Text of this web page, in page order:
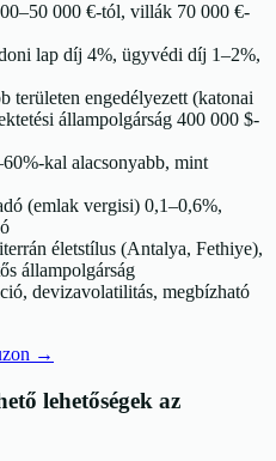
000 €-tól, villák 70 000 €-
lap díj 4%, ügyvédi díj 1–2%,
területen engedélyezett (katonai
állampolgárság 400 000 $-
kal alacsonyabb, mint
(emlak vergisi) 0,1–0,6%,
életstílus (Antalya, Fethiye),
állampolgárság
devizavolatilitás, megbízható
→
lehetőségek az